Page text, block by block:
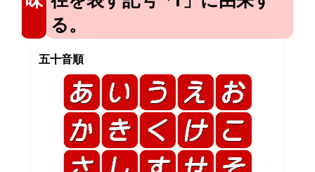
る。
五十音順